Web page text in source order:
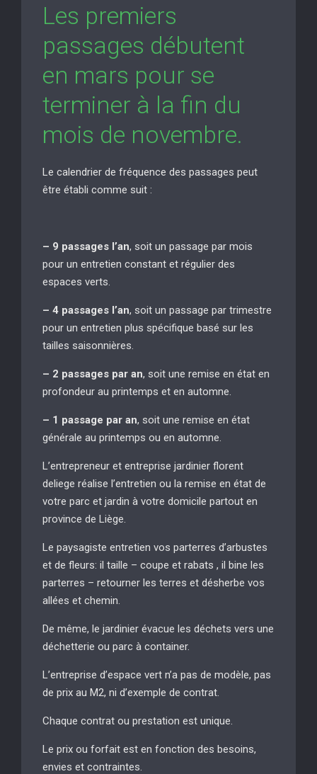
Les premiers
passages débutent
en mars pour se
terminer à la fin du
mois de novembre.
Le calendrier de fréquence des passages peut
être établi comme suit :
– 9 passages l’an, soit un passage par mois
pour un entretien constant et régulier des
espaces verts.
– 4 passages l’an, soit un passage par trimestre
pour un entretien plus spécifique basé sur les
tailles saisonnières.
– 2 passages par an, soit une remise en état en
profondeur au printemps et en automne.
– 1 passage par an, soit une remise en état
générale au printemps ou en automne.
L’entrepreneur et entreprise jardinier florent
deliege réalise l’entretien ou la remise en état de
votre parc et jardin à votre domicile partout en
province de Liège.
Le paysagiste entretien vos parterres d’arbustes
et de fleurs: il taille – coupe et rabats , il bine les
parterres – retourner les terres et désherbe vos
allées et chemin.
De même, le jardinier évacue les déchets vers une
déchetterie ou parc à container.
L’entreprise d’espace vert n’a pas de modèle, pas
de prix au M2, ni d’exemple de contrat.
Chaque contrat ou prestation est unique.
Le prix ou forfait est en fonction des besoins,
envies et contraintes.